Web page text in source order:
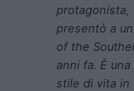
protagonista,
presentò a
of the
anni fa. È una
stile di vita in